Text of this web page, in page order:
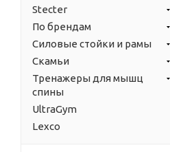
Stecter
По брендам
Силовые стойки и рамы
Скамьи
Тренажеры для мышц
спины
UltraGym
Lexco